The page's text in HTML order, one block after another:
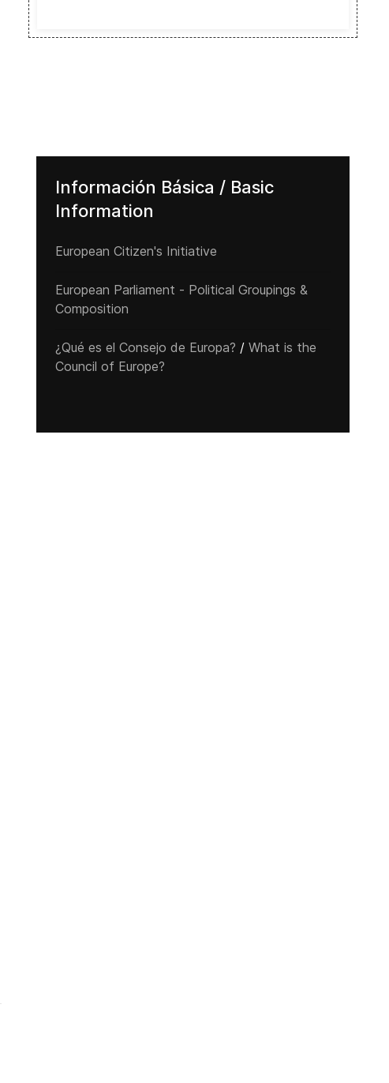
Información Básica / Basic
Information
European Citizen's Initiative
European Parliament - Political Groupings &
Composition
¿Qué es el Consejo de Europa? / What is the
Council of Europe?